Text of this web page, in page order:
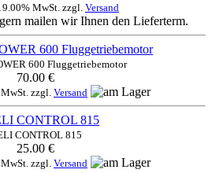
MwSt. zzgl. Versand
600 Fluggetriebemotor
70.00 €
zzgl. Versand
CONTROL 815
25.00 €
zzgl. Versand